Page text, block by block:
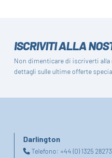
ISCRIVITI ALLA
Non dimenticare di iscriverti
dettagli sulle ultime offerte
Darlington
Telefono:+44 (0) 1325